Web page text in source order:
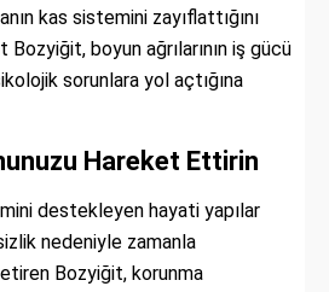
kas sistemini zayıflattığını
boyun ağrılarının iş gücü
sorunlara yol açtığına
Hareket Ettirin
destekleyen hayati yapılar
nedeniyle zamanla
Bozyiğit, korunma